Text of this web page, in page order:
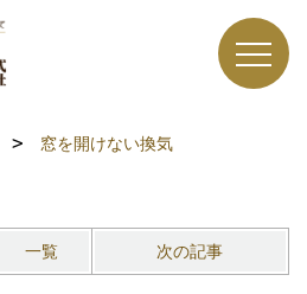
窓を開けない換気
一覧 次の記事